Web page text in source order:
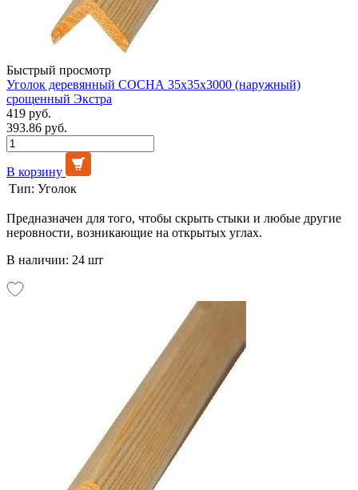
Быстрый просмотр
Уголок деревянный СОСНА 35х35х3000 (наружный)
срощенный Экстра
419 руб.
393.86 руб.
В корзину
Тип: Уголок
Предназначен для того, чтобы скрыть стыки и любые другие
неровности, возникающие на открытых углах.
В наличии: 24 шт